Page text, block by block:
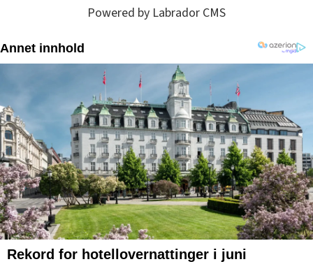
Powered by Labrador CMS